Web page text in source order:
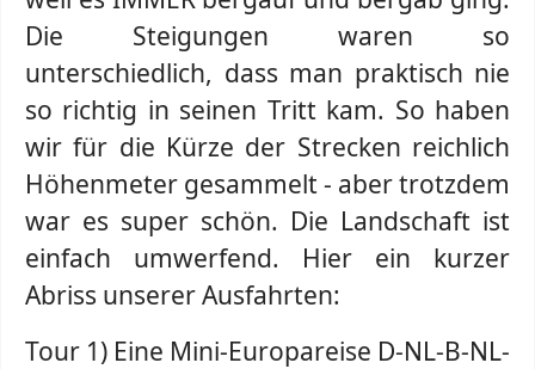
Die Steigungen waren so
unterschiedlich, dass man praktisch nie
so richtig in seinen Tritt kam. So haben
wir für die Kürze der Strecken reichlich
Höhenmeter gesammelt - aber trotzdem
war es super schön. Die Landschaft ist
einfach umwerfend. Hier ein kurzer
Abriss unserer Ausfahrten:
Tour 1) Eine Mini-Europareise D-NL-B-NL-